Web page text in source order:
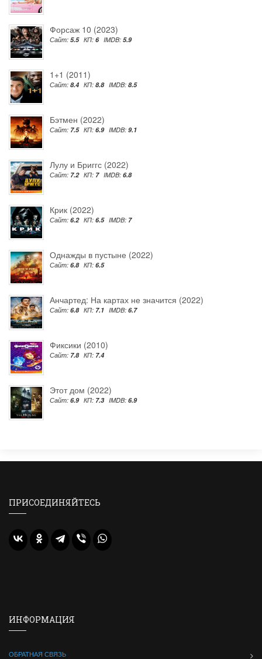
Форсаж 10 (2023)
Сайт: 5.5 КП: 6 IMDB: 5.9
1+1 (2011)
Сайт: 8.4 КП: 8.8 IMDB: 8.5
Бэтмен (2022)
Сайт: 7.5 КП: 6.9 IMDB: 9.1
Лулу и Бриггс (2022)
Сайт: 7.2 КП: 7 IMDB: 6.8
Крик (2022)
Сайт: 6.2 КП: 6.5 IMDB: 7
Однажды в пустыне (2022)
Сайт: 6.8 КП: 6.5
Анчартед: На картах не значится (2022)
Сайт: 6.8 КП: 7.1 IMDB: 6.7
Фиксики (2010)
Сайт: 7.8 КП: 7.4
Этот дом (2022)
Сайт: 6.9 КП: 7.3 IMDB: 6.9
ПРИСОЕДИНЯЙТЕСЬ
ИНФОРМАЦИЯ
ОБРАТНАЯ СВЯЗЬ